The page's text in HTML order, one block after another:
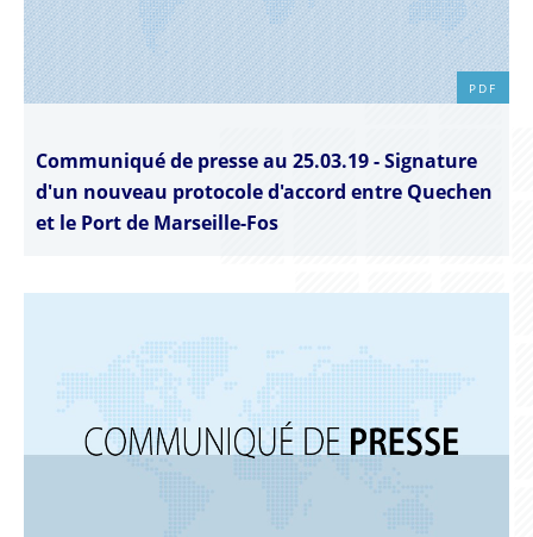
PDF
Communiqué de presse au 25.03.19 - Signature
d'un nouveau protocole d'accord entre Quechen
et le Port de Marseille-Fos